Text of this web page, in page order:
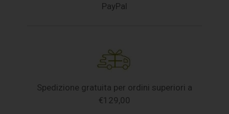
PayPal
Spedizione gratuita per ordini superiori a
€129,00